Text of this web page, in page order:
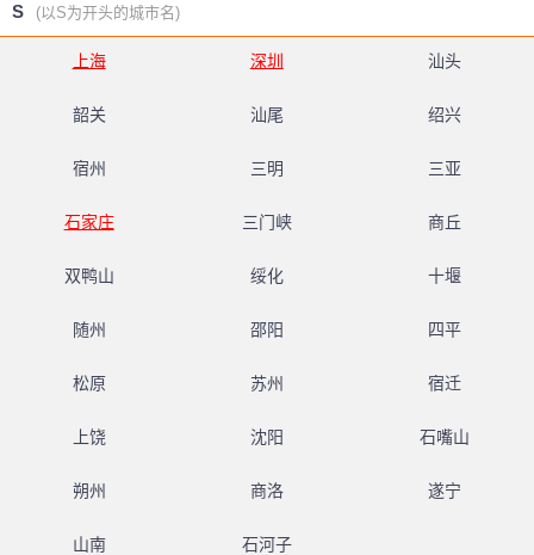
S (以S为开头的城市名)
上海 深圳 汕头
韶关 汕尾 绍兴
宿州 三明 三亚
石家庄 三门峡 商丘
双鸭山 绥化 十堰
随州 邵阳 四平
松原 苏州 宿迁
上饶 沈阳 石嘴山
朔州 商洛 遂宁
山南 石河子